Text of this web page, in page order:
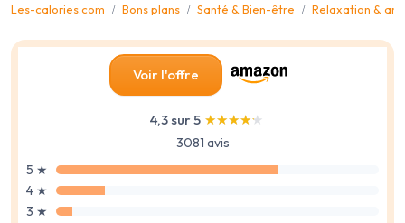
Les-calories.com Bons plans Santé & Bien-être Relaxation &
Voir l'offre
4,3 sur 5 ★★★★★
★★★★★
3081 avis
5 ★
4 ★
3 ★